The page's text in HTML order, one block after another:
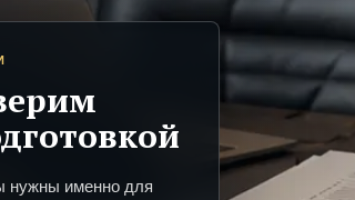
нужны именно для